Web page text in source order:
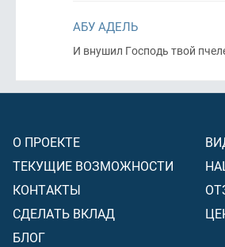
АБУ АДЕЛЬ
И внушил Господь твой
О ПРОЕКТЕ
ТЕКУЩИЕ ВОЗМОЖНОСТИ
КОНТАКТЫ
СДЕЛАТЬ ВКЛАД
БЛОГ